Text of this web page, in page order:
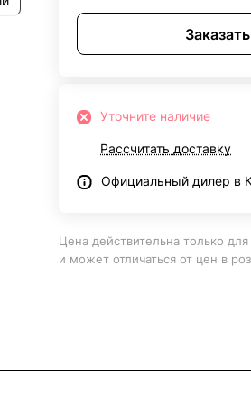
Заказать
Уточните наличие
Рассчитать доставку
Официальный дилер в
Цена действительна только
и может отличаться от цен в